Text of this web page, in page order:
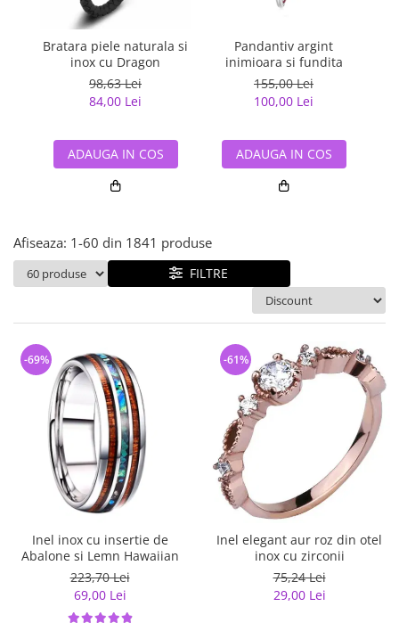
semipretioase
Bijuterii argint placat cu aur
Bijuterii argint cu diverse
Bijuterii de Lux
Bijuterii gotice si rock
Bijuterii Handmade
Bijuterii fantezie
Bijuterii tungsten
Solutii si lavete de curatare
bijuterii argint
Bratara piele naturala si
inox cu Dragon
98,63 Lei
84,00 Lei
ADAUGA IN COS
Pandantiv argint
inimioara si fundita
155,00 Lei
100,00 Lei
ADAUGA IN COS
Afiseaza: 1-60 din 1841 produse
FILTRE
Inel inox cu insertie de
Abalone si Lemn Hawaiian
223,70 Lei
69,00 Lei
-69%
Inel elegant aur roz din otel
inox cu zirconii
75,24 Lei
29,00 Lei
-61%